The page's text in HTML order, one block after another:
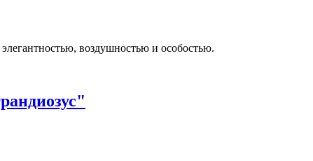
воздушностью и особостью.